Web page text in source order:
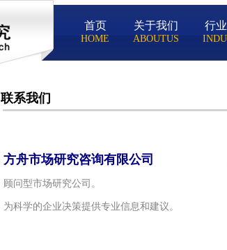
首页
HOME
关于我们
ABOUTUS
行
联系我们
方舟市场研究咨询有限公司
顾问型市场研究公司。
为科学的企业决策提供专业信息和建议。